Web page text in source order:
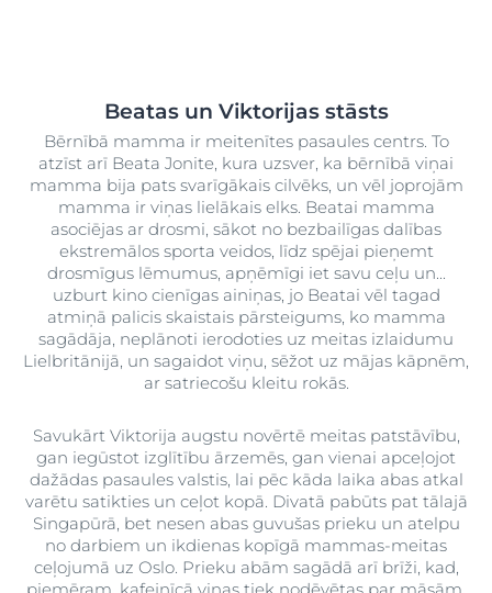
Beatas un Viktorijas stāsts
Bērnībā mamma ir meitenītes pasaules centrs. To
atzīst arī Beata Jonite, kura uzsver, ka bērnībā viņai
mamma bija pats svarīgākais cilvēks, un vēl joprojām
mamma ir viņas lielākais elks. Beatai mamma
asociējas ar drosmi, sākot no bezbailīgas dalības
ekstremālos sporta veidos, līdz spējai pieņemt
drosmīgus lēmumus, apņēmīgi iet savu ceļu un...
uzburt kino cienīgas ainiņas, jo Beatai vēl tagad
atmiņā palicis skaistais pārsteigums, ko mamma
sagādāja, neplānoti ierodoties uz meitas izlaidumu
Lielbritānijā, un sagaidot viņu, sēžot uz mājas kāpnēm,
ar satriecošu kleitu rokās.
Savukārt Viktorija augstu novērtē meitas patstāvību,
gan iegūstot izglītību ārzemēs, gan vienai apceļojot
dažādas pasaules valstis, lai pēc kāda laika abas atkal
varētu satikties un ceļot kopā. Divatā pabūts pat tālajā
Singapūrā, bet nesen abas guvušas prieku un atelpu
no darbiem un ikdienas kopīgā mammas-meitas
ceļojumā uz Oslo. Prieku abām sagādā arī brīži, kad,